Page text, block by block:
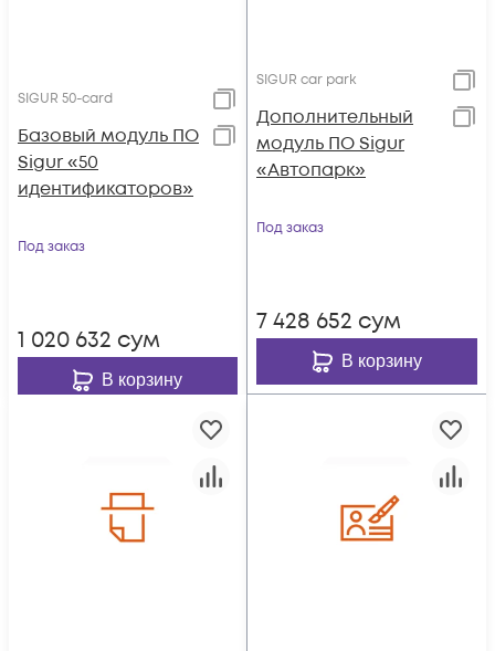
SIGUR 50-card
Базовый модуль ПО
Sigur «50
идентификаторов»
Под заказ
1 020 632 сум
В корзину
SIGUR car park
Дополнительный
модуль ПО Sigur
«Автопарк»
Под заказ
7 428 652 сум
В корзину